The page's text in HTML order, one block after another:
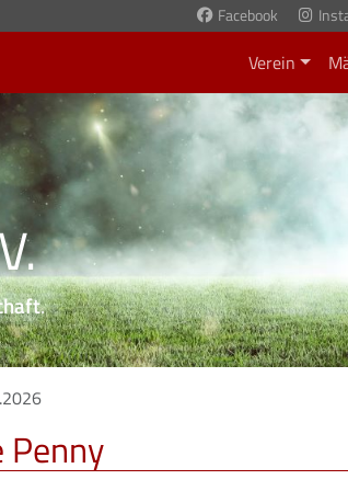
Facebook
Verein
.
Penny